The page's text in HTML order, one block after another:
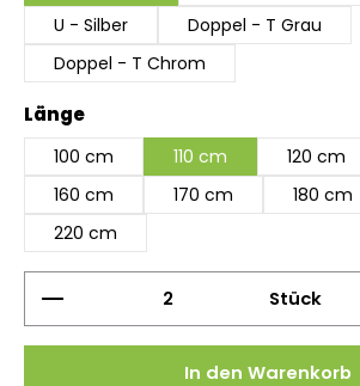
U - Silber
Doppel - T Grau
Doppel - T Chrom
Längeauswählen
100 cm 110 cm 120 cm
160 cm
170 cm 180 cm
220 cm
Produkt Anzahl: Gib denStück
In den Warenkorb